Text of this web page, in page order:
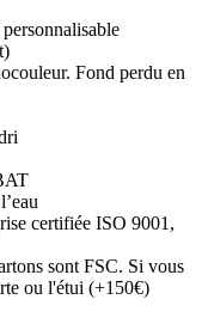
Fond perdu en
certifiée ISO 9001,
sont FSC. Si vous
ou l'étui (+150€)